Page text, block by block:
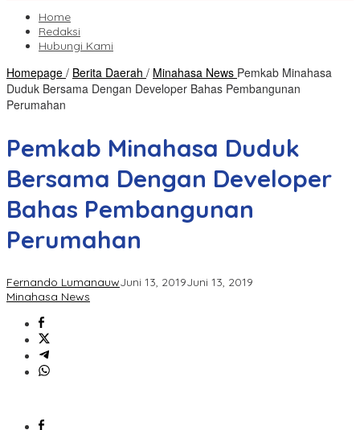
Home
Redaksi
Hubungi Kami
Homepage / Berita Daerah / Minahasa News Pemkab Minahasa
Duduk Bersama Dengan Developer Bahas Pembangunan
Perumahan
Pemkab Minahasa Duduk
Bersama Dengan Developer
Bahas Pembangunan
Perumahan
Fernando LumanauwJuni 13, 2019Juni 13, 2019
Minahasa News